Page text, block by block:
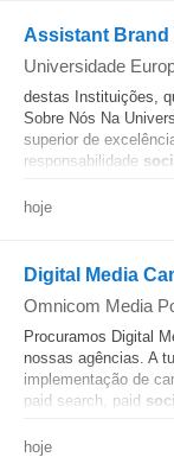
Assistant Brand
Universidade
destas Instituições,
Sobre Nós Na
superior de
responsabilidade
hoje
Digital Media
Omnicom Media
Procuramos Digital
nossas agências. A
implementação de
paid search, paid
hoje